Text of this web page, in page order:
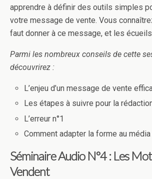
apprendre à définir des outils simples
votre message de vente. Vous
faut donner à ce message, et les écueils
Parmi les nombreux conseils de cette
découvrirez :
L’enjeu d’un message de vente
Les étapes à suivre pour la
L’erreur n°1
Comment adapter la forme au
Séminaire Audio N°4 : Les
Vendent